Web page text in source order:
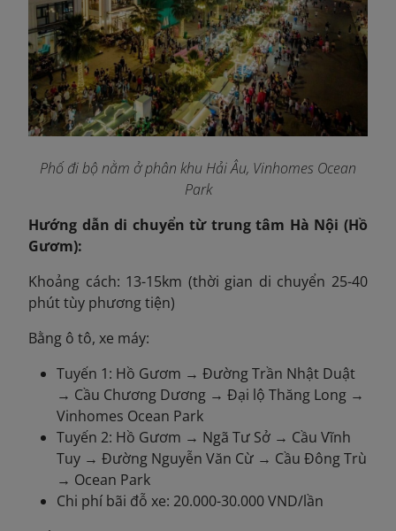
Phố đi bộ nằm ở phân khu Hải Âu, Vinhomes Ocean
Park
Hướng dẫn di chuyển từ trung tâm Hà Nội (Hồ
Gươm):
Khoảng cách: 13-15km (thời gian di chuyển 25-40
phút tùy phương tiện)
Bằng ô tô, xe máy:
Tuyến 1: Hồ Gươm → Đường Trần Nhật Duật
→ Cầu Chương Dương → Đại lộ Thăng Long →
Vinhomes Ocean Park
Tuyến 2: Hồ Gươm → Ngã Tư Sở → Cầu Vĩnh
Tuy → Đường Nguyễn Văn Cừ → Cầu Đông Trù
→ Ocean Park
Chi phí bãi đỗ xe: 20.000-30.000 VND/lần